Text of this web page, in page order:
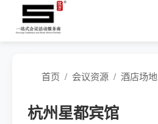
首页 / 会议资源 / 酒店场地
杭州星都宾馆